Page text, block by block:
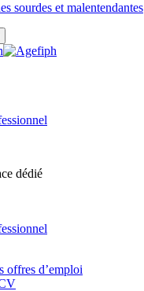
sourdes et malentendantes
dédié
offres d’emploi